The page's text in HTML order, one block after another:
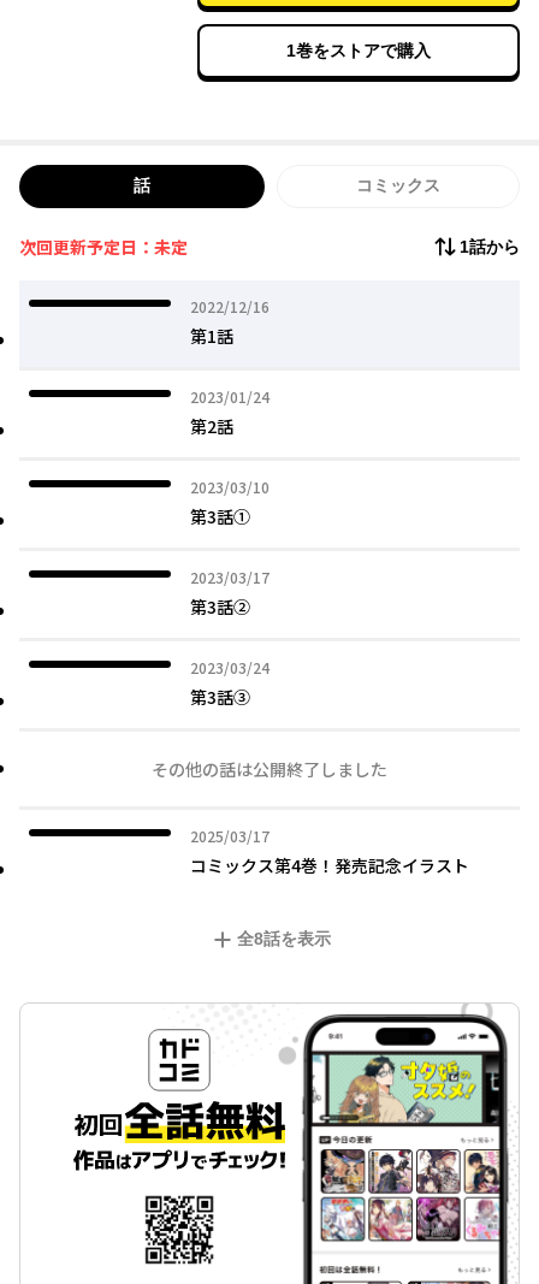
1巻をストアで購入
話 コミックス
次回更新予定日：未定 1話から
2022/12/16
2022年12月16日
第1話
2023/01/24
2023年01月24日
第2話
2023/03/10
2023年03月10日
第3話①
2023/03/17
2023年03月17日
第3話②
2023/03/24
2023年03月24日
第3話③
その他の話は公開終了しました
2025/03/17
2025年03月17日
コミックス第4巻！発売記念イラスト
全8話を表示